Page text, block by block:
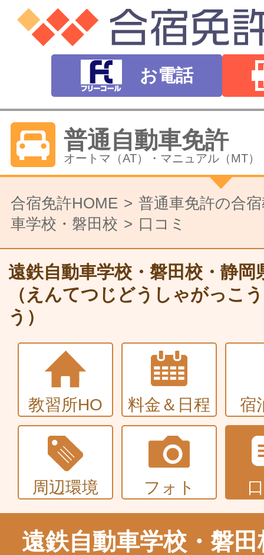
お電話
普通自動車免許
オートマ（AT）・マニュアル（MT）
バイク免許
普通二輪（中型二輪）・大型二輪
大型〜二種免許
中型・大型特殊・けん引・大型二種
普通車+バイク
同時取得
合宿免許HOME
普通車免許の合
車学校・磐田校
口コミ
遠鉄自動車学校・磐田校・静岡
（えんてつじどうしゃがっこ
う）
教習所HO 料金＆日程 宿
周辺環境 フォト
遠鉄自動車学校・磐